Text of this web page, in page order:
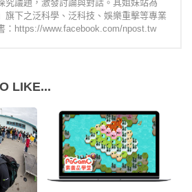
究議題，激發討論與對話。其姐妹站為
旗下之泛科學、泛科技、娛樂重擊等專業
：https://www.facebook.com/npost.tw
LIKE...